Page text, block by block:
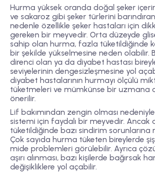
Hurma yüksek oranda doğal şeker
ve sakaroz gibi şeker türlerini
nedenle özellikle şeker hastaları için
gereken bir meyvedir. Orta düzeyde
sahip olan hurma, fazla tüketildiğinde
bir şekilde yükselmesine neden olabilir.
direnci olan ya da diyabet hastası
seviyelerinin dengesizleşmesine yol
diyabet hastalarının hurmayı ölçülü
tüketmeleri ve mümkünse bir uzmana
önerilir.
Lif bakımından zengin olması
sistemi için faydalı bir meyvedir. Ancak
tüketildiğinde bazı sindirim sorunlarına
Çok sayıda hurma tüketen bireylerde
mide problemleri görülebilir. Ayrıca
aşırı alınması, bazı kişilerde bağırsak
değişikliklere yol açabilir.